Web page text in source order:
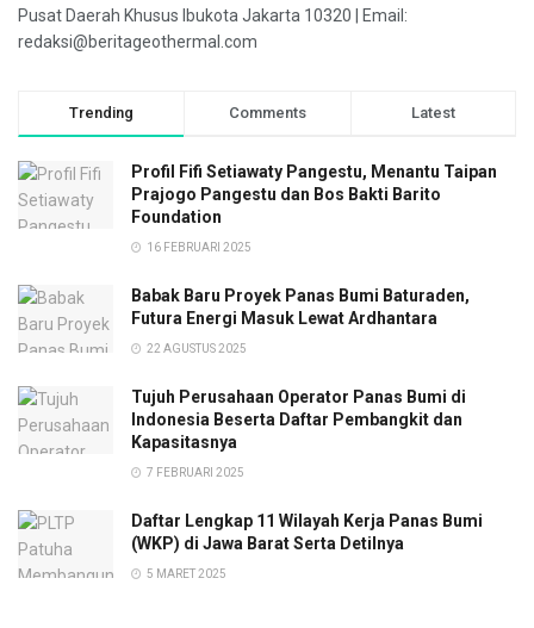
Pusat Daerah Khusus Ibukota Jakarta 10320 | Email:
redaksi@beritageothermal.com
Trending Comments Latest
Profil Fifi Setiawaty Pangestu, Menantu Taipan
Prajogo Pangestu dan Bos Bakti Barito
Foundation
16 FEBRUARI 2025
Babak Baru Proyek Panas Bumi Baturaden,
Futura Energi Masuk Lewat Ardhantara
22 AGUSTUS 2025
Tujuh Perusahaan Operator Panas Bumi di
Indonesia Beserta Daftar Pembangkit dan
Kapasitasnya
7 FEBRUARI 2025
Daftar Lengkap 11 Wilayah Kerja Panas Bumi
(WKP) di Jawa Barat Serta Detilnya
5 MARET 2025